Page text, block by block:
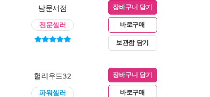
남문서점
전문셀러
장바구니 담기
바로구매
보관함 담기
헐리우드32
파워셀러
장바구니 담기
바로구매